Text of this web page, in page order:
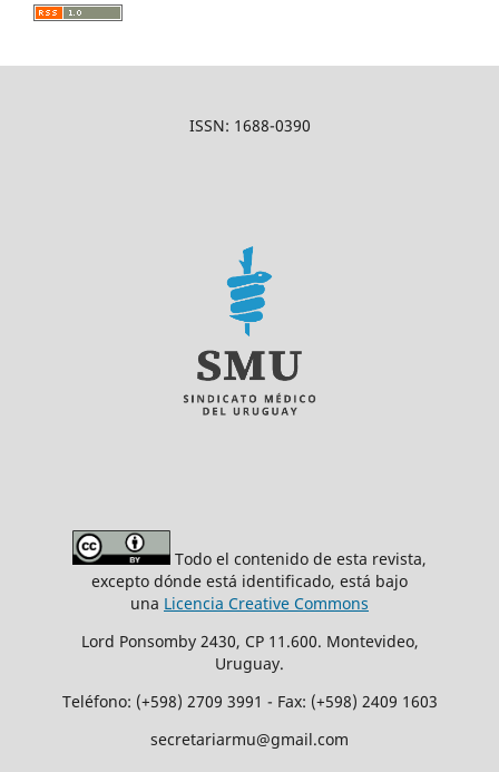
ISSN: 1688-0390
Todo el contenido de esta revista,
excepto dónde está identificado, está bajo
una Licencia Creative Commons
Lord Ponsomby 2430, CP 11.600. Montevideo,
Uruguay.
Teléfono: (+598) 2709 3991 - Fax: (+598) 2409 1603
secretariarmu@gmail.com